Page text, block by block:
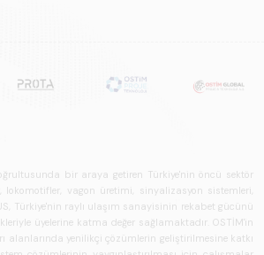
bir araya getiren Türkiye'nin öncü sektör
vagon üretimi, sinyalizasyon sistemleri,
Türkiye'nin raylı ulaşım sanayisinin rekabet gücünü
üyelerine katma değer sağlamaktadır. OSTİM'in
alanlarında yenilikçi çözümlerin geliştirilmesine katkı